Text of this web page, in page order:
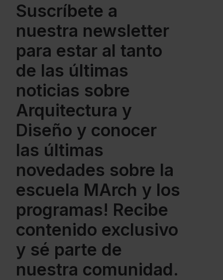
Suscríbete a
nuestra newsletter
para estar al tanto
de las últimas
noticias sobre
Arquitectura y
Diseño y conocer
las últimas
novedades sobre la
escuela MArch y los
programas! Recibe
contenido exclusivo
y sé parte de
nuestra comunidad.